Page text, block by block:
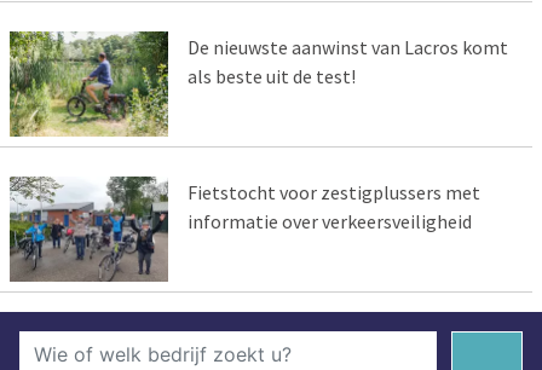
De nieuwste aanwinst van Lacros komt
als beste uit de test!
Fietstocht voor zestigplussers met
informatie over verkeersveiligheid